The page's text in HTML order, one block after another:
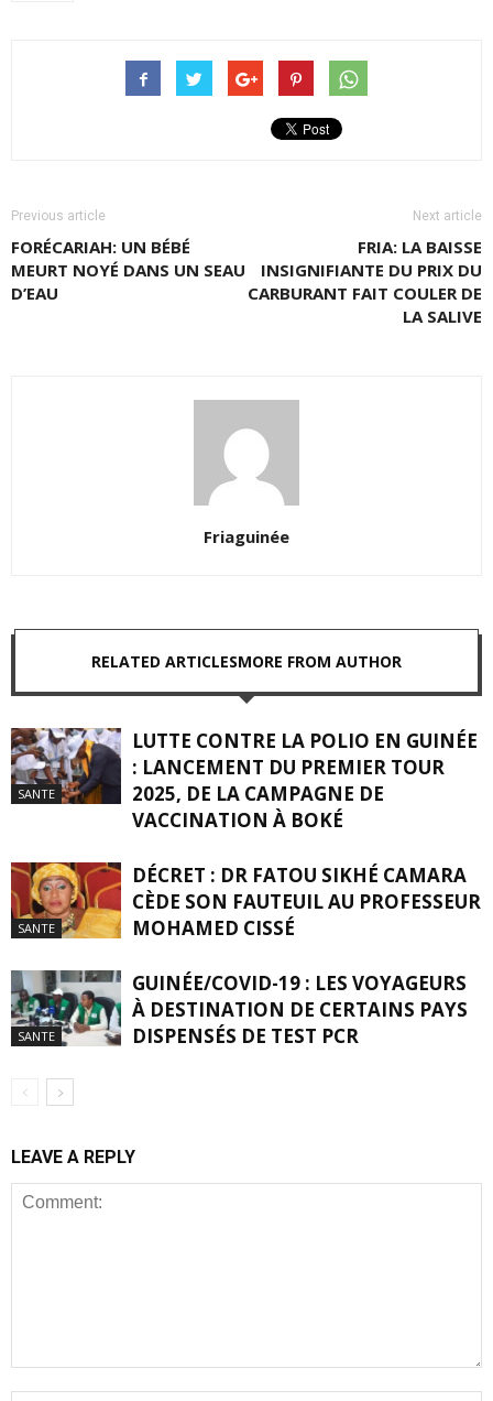
Previous article
FORÉCARIAH: UN BÉBÉ
MEURT NOYÉ DANS UN SEAU
D’EAU
Next article
FRIA: LA BAISSE
INSIGNIFIANTE DU PRIX DU
CARBURANT FAIT COULER DE
LA SALIVE
Friaguinée
RELATED ARTICLESMORE FROM AUTHOR
SANTE
LUTTE CONTRE LA POLIO EN GUINÉE
: LANCEMENT DU PREMIER TOUR
2025, DE LA CAMPAGNE DE
VACCINATION À BOKÉ
SANTE
DÉCRET : DR FATOU SIKHÉ CAMARA
CÈDE SON FAUTEUIL AU PROFESSEUR
MOHAMED CISSÉ
SANTE
GUINÉE/COVID-19 : LES VOYAGEURS
À DESTINATION DE CERTAINS PAYS
DISPENSÉS DE TEST PCR
LEAVE A REPLY